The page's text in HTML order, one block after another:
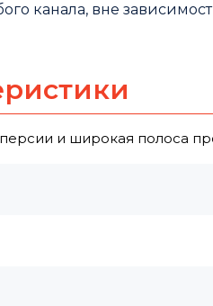
канала, вне
и широкая полоса